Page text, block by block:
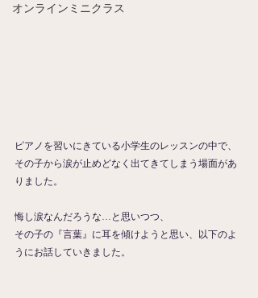
オンラインミニクラス
ピアノを習いにきている小学生のレッスンの中で、
その子から涙が止めどなく出てきてしまう場面があ
りました。
悔し涙なんだろうな…と思いつつ、
その子の『言葉』に耳を傾けようと思い、以下のよ
うにお話していきました。